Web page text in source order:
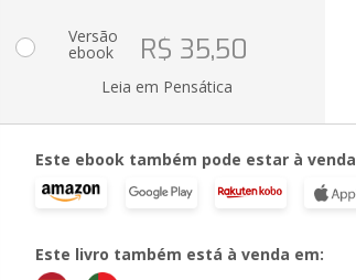
Versão
ebook R$ 35,50
Leia em Pensática
Este ebook também pode estar à
Este livro também está à venda em: